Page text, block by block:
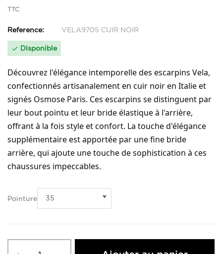
TTC
Reference: VELA9705 CUIR NOIR
 Disponible
Découvrez l'élégance intemporelle des escarpins Vela,
confectionnés artisanalement en cuir noir en Italie et
signés Osmose Paris. Ces escarpins se distinguent par
leur bout pointu et leur bride élastique à l'arrière,
offrant à la fois style et confort. La touche d'élégance
supplémentaire est apportée par une fine bride
arrière, qui ajoute une touche de sophistication à ces
chaussures impeccables.
Pointure